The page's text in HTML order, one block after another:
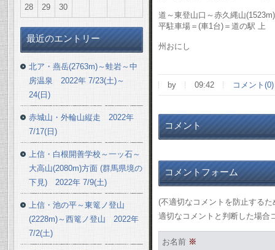
道～東登山口～赤久縄山
平駐車場＝(車1台)＝道の駅 上
州おにし
by 09:42 コメント(0)
コメント
コメントフォーム
(不適切なコメントを防止する
適切なコメントと判断した場合
お名前 ※
28 29 30
最近のエントリー
北ア・燕岳(2763m)～蛙岩～中
房温泉 2022年 7/23(土)～
24(日)
赤城山・外輪山縦走 2022年
7/17(日)
上信・白根開善学校～一ッ石～
大高山(2080m)方面 (群馬県境の
下見) 2022年 7/9(土)
上信・池の平～東篭ノ登山
(2228m)～西篭ノ登山 2022年
7/2(土)